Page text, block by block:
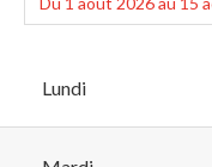
Lundi